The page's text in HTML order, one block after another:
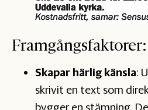
Framgångsfaktorer:
Skapar härlig känsla:
skrivit en text som
bygger en stämning.